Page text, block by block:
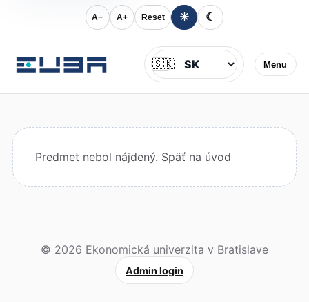
A− A+ Reset ☀ ☾
Menu
Jazyk
🇸🇰
Predmet nebol nájdený. Späť na úvod
© 2026 Ekonomická univerzita v Bratislave
Admin login